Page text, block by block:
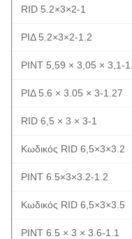
RID 5.2×3×2-1
ΡΙΔ 5.2×3×2-1.2
ΡΙΝΤ 5,59 × 3,05 × 3,1-
ΡΙΔ 5.6 × 3.05 × 3-1.27
RID 6,5 × 3 × 3-1
Κωδικός RID 6,5×3×3.2
ΡΙΝΤ 6.5×3×3.2-1.2
Κωδικός RID 6,5×3×3.5
ΡΙΝΤ 6.5 × 3 × 3.6-1.1